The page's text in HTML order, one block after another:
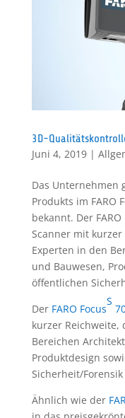
3D-
Juni 4, 2019|
Das Unternehmen
Produkts im FARO
bekannt. Der FARO
Scanner mit
Experten in den
und Bauwesen,
öffentlichen
DerFARO Focus
S
kurzer
Bereichen
Produktdesign
Sicherheit/
Ähnlich wie der